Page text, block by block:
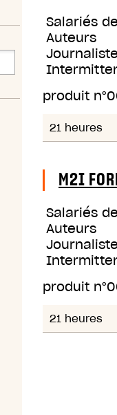
Salariés
Auteurs
produit n°
21 heures
M2I
Salariés
Auteurs
produit n°
21 heures